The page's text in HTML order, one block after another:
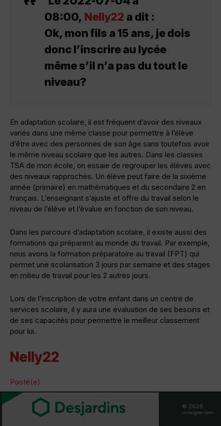
08:00, Nelly22 a dit :
Ok, mon fils a 15 ans, je dois
donc l’inscrire au lycée
même s’il n’a pas du tout le
niveau?
En adaptation scolaire, il est fréquent d’avoir des niveaux
variés dans une même classe pour permettre à l’élève
d’être avec des personnes de son âge sans toutefois avoir
le même niveau scolaire que les autres. Dans les classes
TSA de mon école, on essaie de regrouper les élèves avec
des niveaux rapprochés. Un élève peut faire de la sixième
année (primaire) en mathématiques et du secondaire 2 en
français. L’enseignant s’ajuste et offre du travail selon le
niveau de l’élève et l’évalue en fonction de son niveau.
Dans les parcours d’adaptation scolaire, il existe aussi des
formations qui préparent au monde du travail. Par exemple,
nous avons la formation préparatoire au travail (FPT) qui
permet une scolarisation 3 jours par semaine et des stages
en milieu de travail pour les 2 autres jours.
Lors de l’inscription de votre enfant dans un centre de
services scolaire, il y aura une évaluation de ses besoins et
de ses capacités pour permettre le meilleur classement
pour lui.
Nelly22
Posté(e)
© 2026
immigrer.com